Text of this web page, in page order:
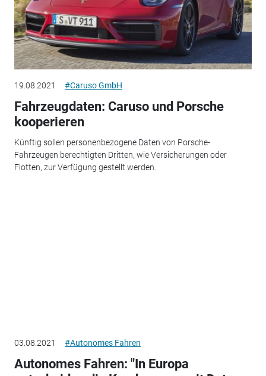
19.08.2021 #Caruso GmbH
Fahrzeugdaten: Caruso und Porsche
kooperieren
Künftig sollen personenbezogene Daten von Porsche-
Fahrzeugen berechtigten Dritten, wie Versicherungen oder
Flotten, zur Verfügung gestellt werden.
03.08.2021 #Autonomes Fahren
Autonomes Fahren: "In Europa